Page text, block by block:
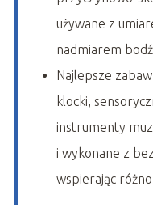
używane z
nadmiarem
Najlepsze
klocki,
instrumenty
i wykonane z
wspierając